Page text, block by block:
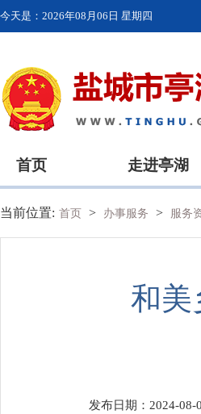
今天是： 2026年08月06日 星期四
首页 走进亭湖
当前位置: 首页 > 办事服务 > 服务
和美
发布日期：2024-08-